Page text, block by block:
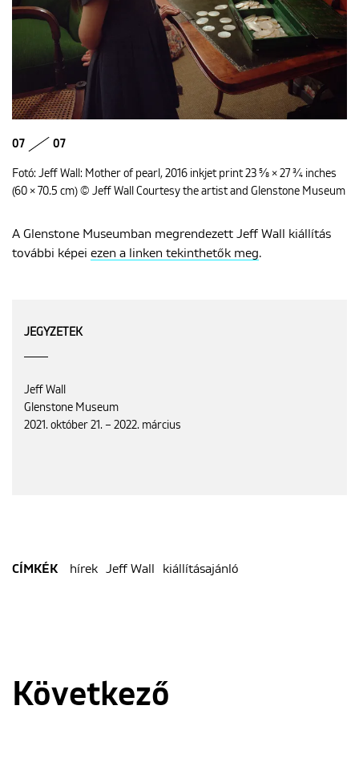
07 07
Fotó: Jeff Wall: Mother of pearl, 2016 inkjet print 23 5⁄8 × 27 3⁄4 inches
(60 × 70.5 cm) © Jeff Wall Courtesy the artist and Glenstone Museum
A Glenstone Museumban megrendezett Jeff Wall kiállítás
további képei ezen a linken tekinthetők meg.
JEGYZETEK
Jeff Wall
Glenstone Museum
2021. október 21. – 2022. március
CÍMKÉK hírek Jeff Wall kiállításajánló
Következő